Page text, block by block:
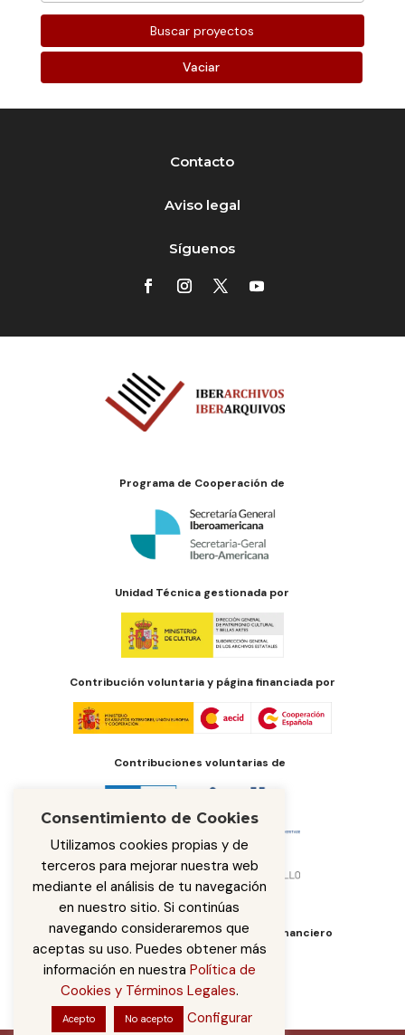
Vaciar
Contacto
Aviso legal
Síguenos
Programa de Cooperación de
Unidad Técnica gestionada por
Contribución voluntaria y página financiada por
Contribuciones voluntarias de
Órgano de administración del fondo financiero
Consentimiento de Cookies
Utilizamos cookies propias y de
terceros para mejorar nuestra web
mediante el análisis de tu navegación
en nuestro sitio. Si continúas
navegando consideraremos que
aceptas su uso. Puedes obtener más
información en nuestra Política de
Cookies y Términos Legales.
Acepto No acepto Configurar